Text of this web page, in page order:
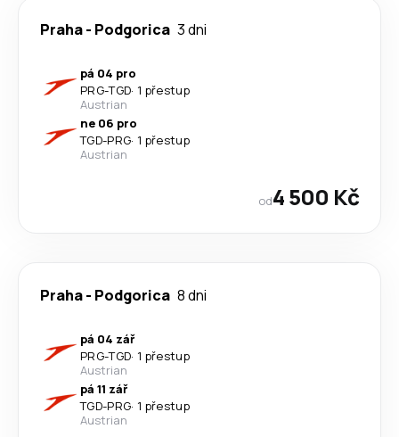
Praha- Podgorica 3 dni
pá 04 pro
PRG-TGD· 1 přestup
Austrian
ne 06 pro
TGD-PRG· 1 přestup
Austrian
od4 500 Kč
Praha- Podgorica 8 dni
pá 04 zář
PRG-TGD· 1 přestup
Austrian
pá 11 zář
TGD-PRG· 1 přestup
Austrian